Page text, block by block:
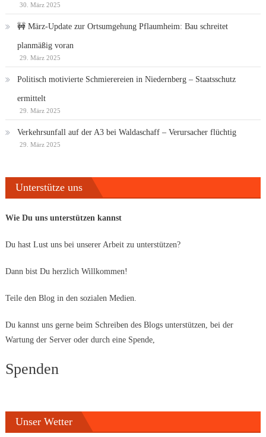
30. März 2025
🚧 März-Update zur Ortsumgehung Pflaumheim: Bau schreitet
planmäßig voran
29. März 2025
Politisch motivierte Schmierereien in Niedernberg – Staatsschutz
ermittelt
29. März 2025
Verkehrsunfall auf der A3 bei Waldaschaff – Verursacher flüchtig
29. März 2025
Unterstütze uns
Wie Du uns unterstützen kannst
Du hast Lust uns bei unserer Arbeit zu unterstützen?
Dann bist Du herzlich Willkommen!
Teile den Blog in den sozialen Medien.
Du kannst uns gerne beim Schreiben des Blogs unterstützen, bei der
Wartung der Server oder durch eine Spende,
Spenden
Unser Wetter